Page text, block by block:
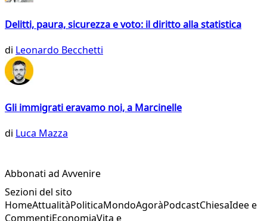
Delitti, paura, sicurezza e voto: il diritto alla statistica
di Leonardo Becchetti
Gli immigrati eravamo noi, a Marcinelle
di Luca Mazza
Abbonati ad Avvenire
Sezioni del sito
HomeAttualitàPoliticaMondoAgoràPodcastChiesaIdee e
CommentiEconomiaVita e